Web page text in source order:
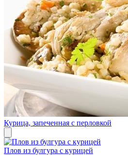
Курица, запеченная с перловкой
Плов из булгура с курицей